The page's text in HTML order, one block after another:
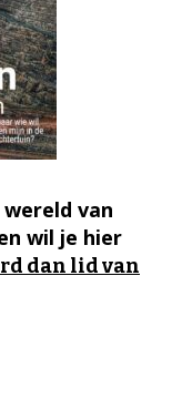
van
wil je hier
dan lid van